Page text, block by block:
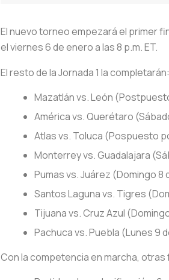
El nuevo torneo empezará el primer
el viernes 6 de enero a las 8 p.m. ET.
El resto de la Jornada 1 la completarán:
Mazatlán vs. León
América vs. Querétaro
Atlas vs. Toluca (Pospuesto
Monterrey vs. Guadalajara
Pumas vs. Juárez (Domingo 8
Santos Laguna vs. Tigres
Tijuana vs. Cruz Azul
Pachuca vs. Puebla (Lunes 9
Con la competencia en marcha,